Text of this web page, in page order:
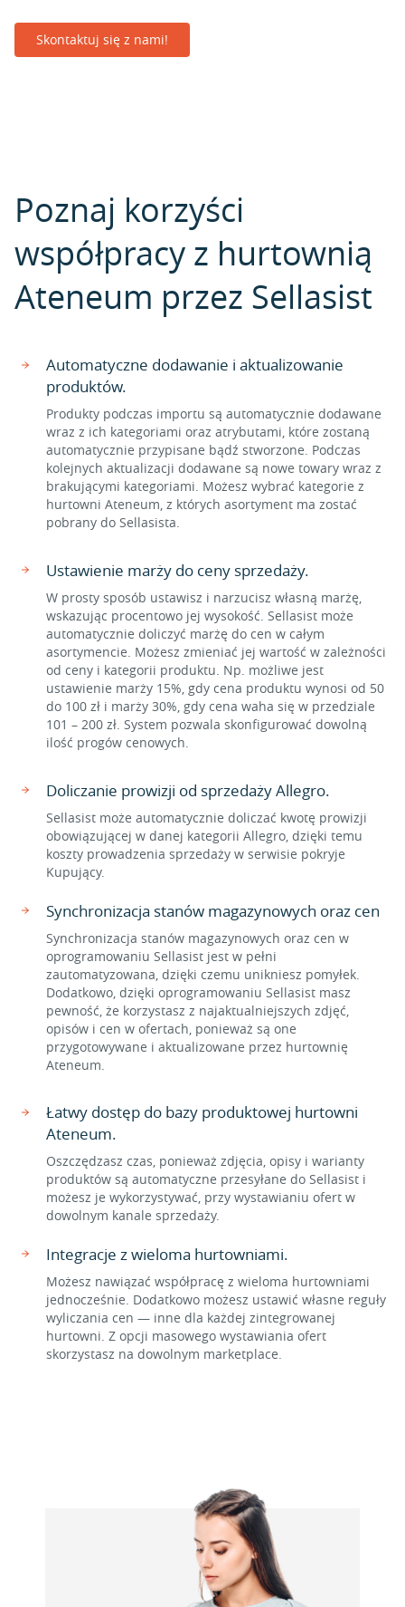
Skontaktuj się z nami!
Poznaj korzyści
współpracy z hurtownią
Ateneum przez Sellasist
Automatyczne dodawanie i aktualizowanie
produktów.
Produkty podczas importu są automatycznie dodawane
wraz z ich kategoriami oraz atrybutami, które zostaną
automatycznie przypisane bądź stworzone. Podczas
kolejnych aktualizacji dodawane są nowe towary wraz z
brakującymi kategoriami. Możesz wybrać kategorie z
hurtowni Ateneum, z których asortyment ma zostać
pobrany do Sellasista.
Ustawienie marży do ceny sprzedaży.
W prosty sposób ustawisz i narzucisz własną marżę,
wskazując procentowo jej wysokość. Sellasist może
automatycznie doliczyć marżę do cen w całym
asortymencie. Możesz zmieniać jej wartość w zależności
od ceny i kategorii produktu. Np. możliwe jest
ustawienie marży 15%, gdy cena produktu wynosi od 50
do 100 zł i marży 30%, gdy cena waha się w przedziale
101 – 200 zł. System pozwala skonfigurować dowolną
ilość progów cenowych.
Doliczanie prowizji od sprzedaży Allegro.
Sellasist może automatycznie doliczać kwotę prowizji
obowiązującej w danej kategorii Allegro, dzięki temu
koszty prowadzenia sprzedaży w serwisie pokryje
Kupujący.
Synchronizacja stanów magazynowych oraz cen
Synchronizacja stanów magazynowych oraz cen w
oprogramowaniu Sellasist jest w pełni
zautomatyzowana, dzięki czemu unikniesz pomyłek.
Dodatkowo, dzięki oprogramowaniu Sellasist masz
pewność, że korzystasz z najaktualniejszych zdjęć,
opisów i cen w ofertach, ponieważ są one
przygotowywane i aktualizowane przez hurtownię
Ateneum.
Łatwy dostęp do bazy produktowej hurtowni
Ateneum.
Oszczędzasz czas, ponieważ zdjęcia, opisy i warianty
produktów są automatyczne przesyłane do Sellasist i
możesz je wykorzystywać, przy wystawianiu ofert w
dowolnym kanale sprzedaży.
Integracje z wieloma hurtowniami.
Możesz nawiązać współpracę z wieloma hurtowniami
jednocześnie. Dodatkowo możesz ustawić własne reguły
wyliczania cen — inne dla każdej zintegrowanej
hurtowni. Z opcji masowego wystawiania ofert
skorzystasz na dowolnym marketplace.